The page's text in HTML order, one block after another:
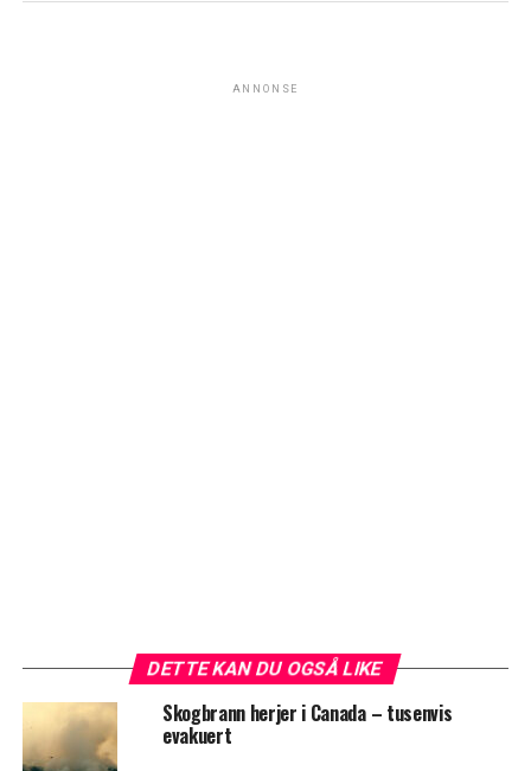
ANNONSE
DETTE KAN DU OGSÅ LIKE
Skogbrann herjer i Canada – tusenvis
evakuert